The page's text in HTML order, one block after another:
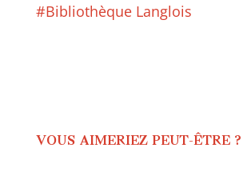
#Bibliothèque Langlois
VOUS AIMERIEZ PEUT-ÊTRE ?